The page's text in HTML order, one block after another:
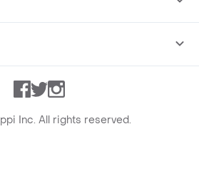
Facebook
TwitterInstagram
Inc. All rights reserved.